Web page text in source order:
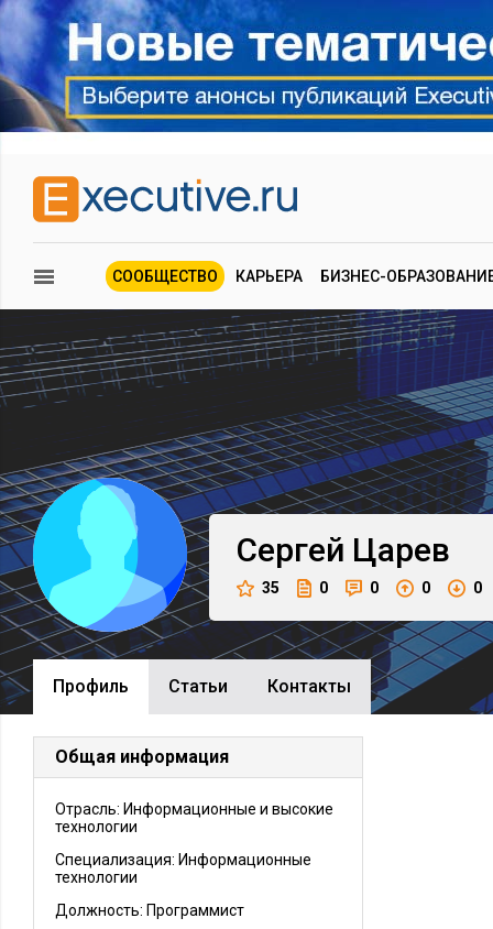
СООБЩЕСТВО КАРЬЕРА БИЗНЕС-
Сергей Царев
35 0 0 0 0
Профиль Cтатьи Контакты
Общая информация
Отрасль: Информационные и высокие
технологии
Специализация: Информационные
технологии
Должность: Программист